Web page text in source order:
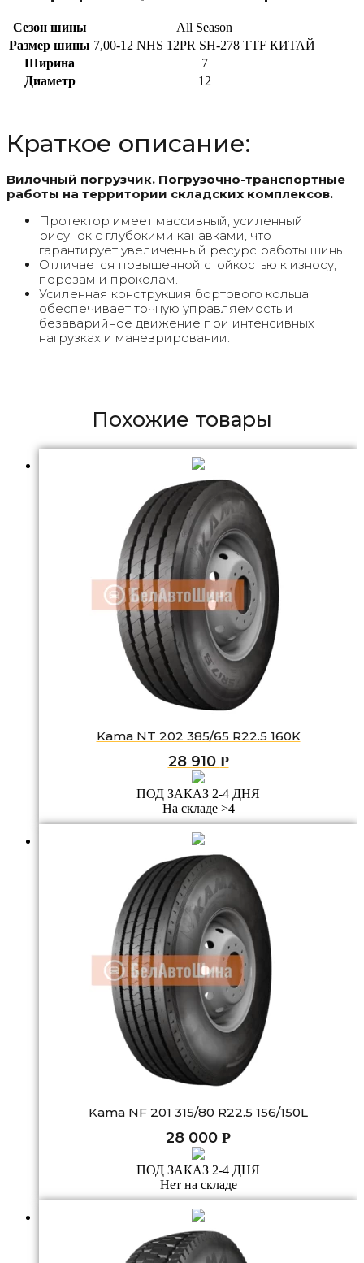
Сезон шины
All Season
Размер шины 7,00-12 NHS 12PR SH-278 TTF КИТАЙ
Ширина
7
Диаметр
12
Краткое описание:
Вилочный погрузчик. Погрузочно-транспортные
работы на территории складских комплексов.
Протектор имеет массивный, усиленный
рисунок с глубокими канавками, что
гарантирует увеличенный ресурс работы шины.
Отличается повышенной стойкостью к износу,
порезам и проколам.
Усиленная конструкция бортового кольца
обеспечивает точную управляемость и
безаварийное движение при интенсивных
нагрузках и маневрировании.
Похожие товары
Kama NT 202 385/65 R22.5 160K
28 910 Р
ПОД ЗАКАЗ 2-4 ДНЯ
На складе >4
Kama NF 201 315/80 R22.5 156/150L
28 000 Р
ПОД ЗАКАЗ 2-4 ДНЯ
Нет на складе